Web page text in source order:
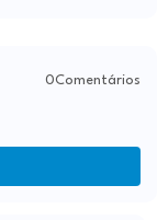
0Comentários